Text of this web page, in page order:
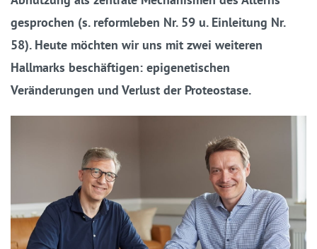
gesprochen (s. reformleben Nr. 59 u. Einleitung Nr.
58). Heute möchten wir uns mit zwei weiteren
Hallmarks beschäftigen: epigenetischen
Veränderungen und Verlust der Proteostase.